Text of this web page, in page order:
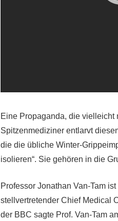
Eine Propaganda, die vielleicht
Spitzenmediziner entlarvt
die die übliche Winter-
isolieren“. Sie gehören in die
Professor Jonathan Van-Tam
stellvertretender Chief Medical
der BBC sagte Prof. Van-Tam